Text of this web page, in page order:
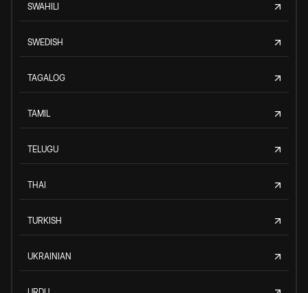
SWAHILI
SWEDISH
TAGALOG
TAMIL
TELUGU
THAI
TURKISH
UKRAINIAN